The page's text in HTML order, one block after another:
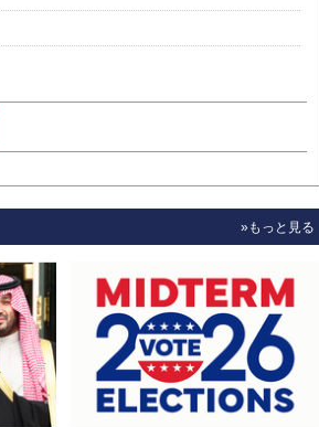
»もっと見る